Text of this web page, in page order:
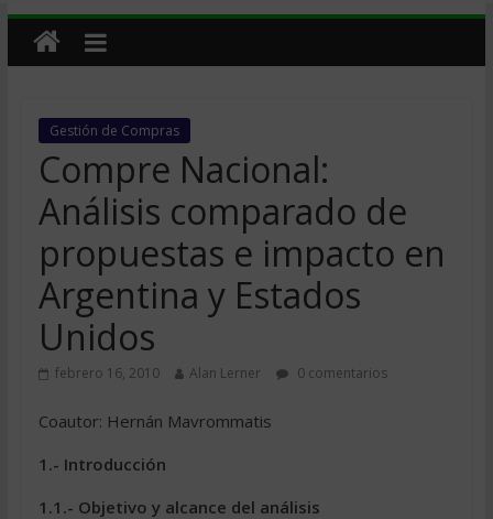
Gestión de Compras
Compre Nacional:
Análisis comparado de
propuestas e impacto en
Argentina y Estados
Unidos
febrero 16, 2010 Alan Lerner 0 comentarios
Coautor: Hernán Mavrommatis
1.- Introducción
1.1.- Objetivo y alcance del análisis